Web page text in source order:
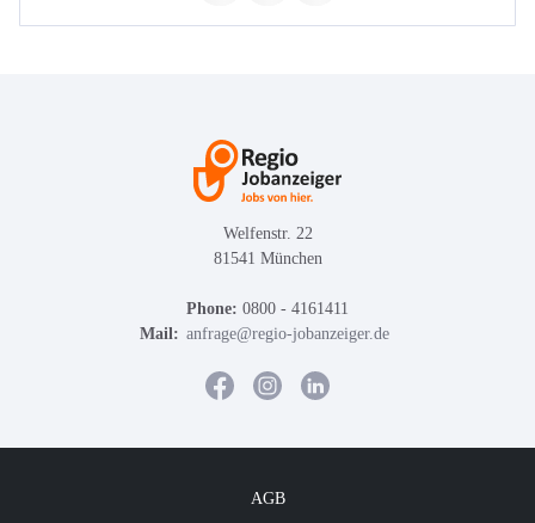
Welfenstr. 22
81541 München
Phone: 0800 - 4161411
Mail: anfrage@regio-jobanzeiger.de
AGB